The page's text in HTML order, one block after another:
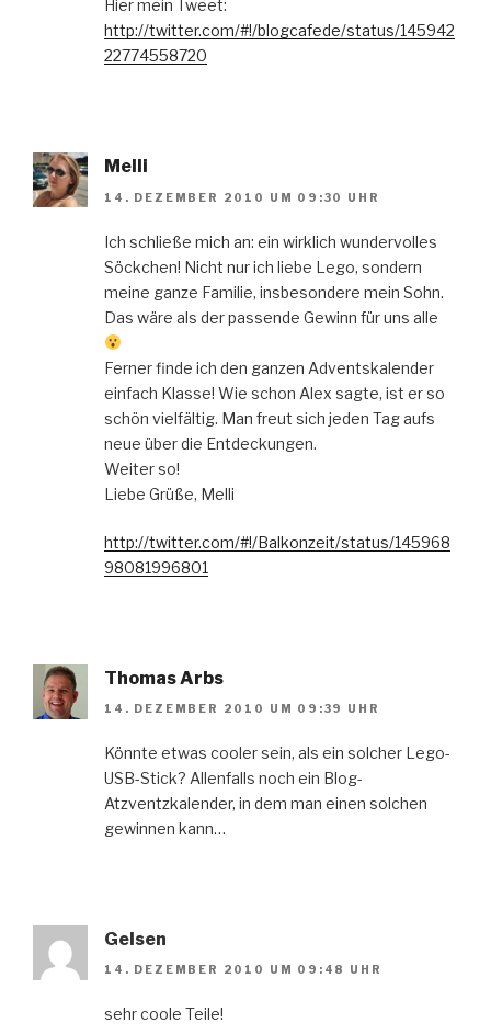
Hier mein Tweet:
http://twitter.com/#!/blogcafede/status/145942
22774558720
Melli
14. DEZEMBER 2010 UM 09:30 UHR
Ich schließe mich an: ein wirklich wundervolles
Söckchen! Nicht nur ich liebe Lego, sondern
meine ganze Familie, insbesondere mein Sohn.
Das wäre als der passende Gewinn für uns alle
Ferner finde ich den ganzen Adventskalender
einfach Klasse! Wie schon Alex sagte, ist er so
schön vielfältig. Man freut sich jeden Tag aufs
neue über die Entdeckungen.
Weiter so!
Liebe Grüße, Melli
http://twitter.com/#!/Balkonzeit/status/145968
98081996801
Thomas Arbs
14. DEZEMBER 2010 UM 09:39 UHR
Könnte etwas cooler sein, als ein solcher Lego-
USB-Stick? Allenfalls noch ein Blog-
Atzventzkalender, in dem man einen solchen
gewinnen kann…
Gelsen
14. DEZEMBER 2010 UM 09:48 UHR
sehr coole Teile!